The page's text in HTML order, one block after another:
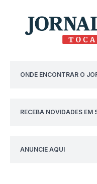
ONDE ENCONTRAR O
RECEBA NOVIDADES EM
ANUNCIE AQUI